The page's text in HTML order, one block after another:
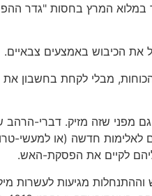
במלוא המרץ בחסות "גדר
את הכיבוש באמצעים צבאיים.
הכוחות, מבלי לקחת בחשבון
מפני שזה מזיק. דברי-הרהב
חדשה (או למעשי-
לקיים את הפסקת-האש.
וההתנחלות מגיעות לעשרות